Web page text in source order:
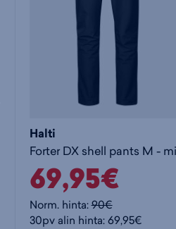
Halti
69,95€
Norm. hinta:90€
30pv alin hinta: 69,95€